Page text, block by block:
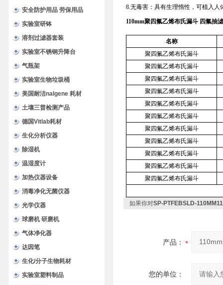
安全防护用品 劳保用品
实验室研钵
溶剂过滤器套装
实验室不锈钢升降台
气瓶架
实验室生物垃圾桶
美国耐洁nalgene 耗材
土壤三普检测产品
德国Vitlab耗材
生化分析仪器
除湿机
温湿度计
加热仪器设备
消毒净化无菌仪器
光学仪器
球磨机 研磨机
气体净化器
达因笔
生化/分子生物耗材
实验室塑料制品
8.无毒害：具有生理惰性，可植入
110mm聚四氟乙烯布氏漏斗 四氟抽
名称
聚四氟乙烯布氏漏斗
聚四氟乙烯布氏漏斗
聚四氟乙烯布氏漏斗
聚四氟乙烯布氏漏斗
聚四氟乙烯布氏漏斗
聚四氟乙烯布氏漏斗
聚四氟乙烯布氏漏斗
聚四氟乙烯布氏漏斗
聚四氟乙烯布氏漏斗
聚四氟乙烯布氏漏斗
聚四氟乙烯布氏漏斗
如果你对SP-PTFEBSLD-
产品：
您的单位：